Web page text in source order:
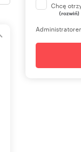
Chcę
(rozwiń)